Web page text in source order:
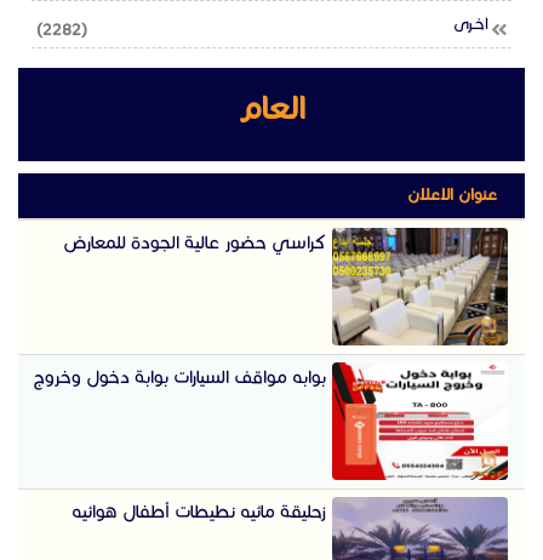
(2282) اخـرى
العام
عنوان الاعلان
كراسي حضور عالية الجودة للمعارض
بوابه مواقف السيارات بوابة دخول وخروج
زحليقة مائيه نطيطات أطفال هوائيه